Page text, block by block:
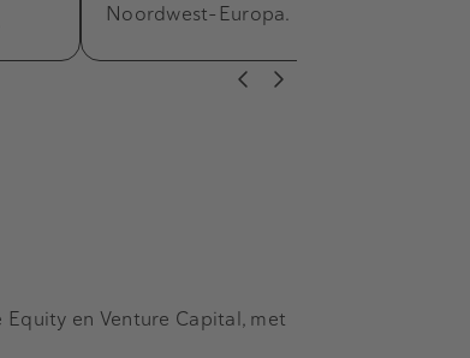
Noordwest-Europa.
en Venture Capital, met